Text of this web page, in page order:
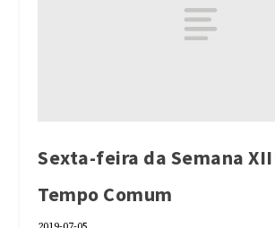
Sexta-feira da Semana
Tempo Comum